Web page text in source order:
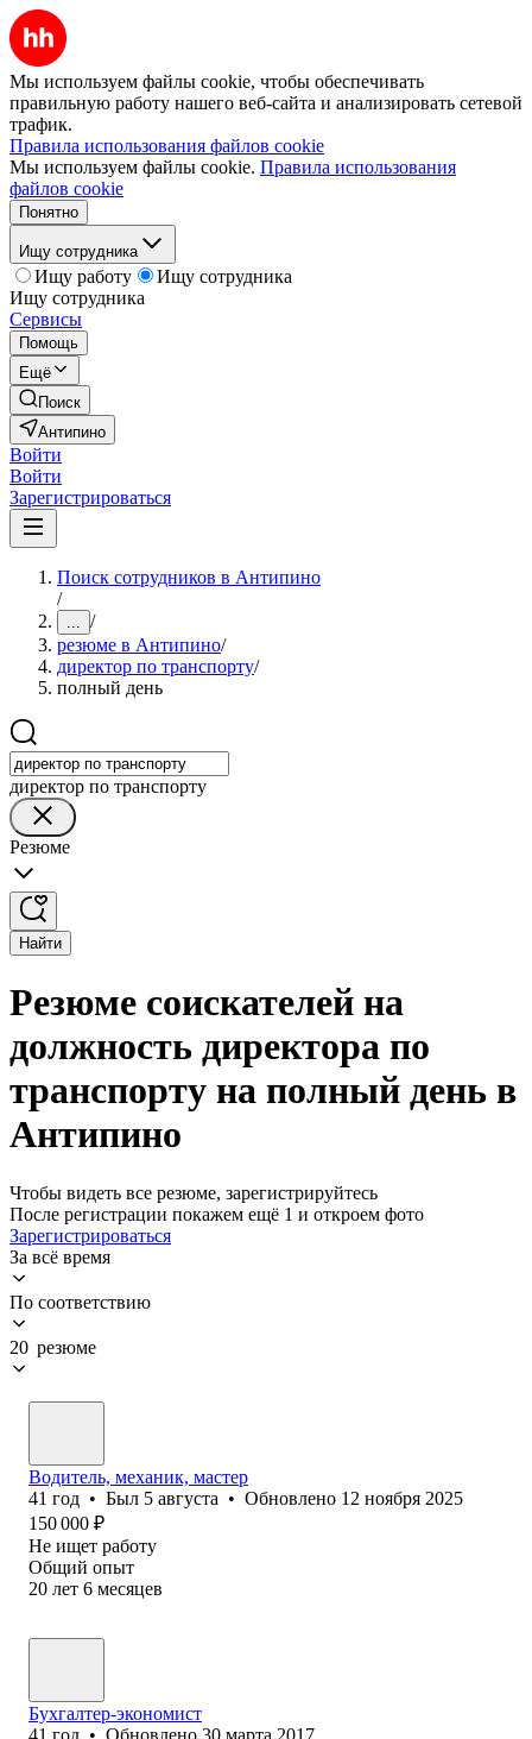
Мы используем файлы cookie, чтобы обеспечивать
правильную работу нашего веб-сайта и анализировать сетевой
трафик.
Правила использования файлов cookie
Мы используем файлы cookie. Правила использования
файлов cookie
Понятно
Ищу сотрудника
Ищу работу
Ищу сотрудника
Ищу сотрудника
Сервисы
Помощь
Ещё
Поиск
Антипино
Войти
Войти
Зарегистрироваться
Поиск сотрудников в Антипино
/
... /
резюме в Антипино/
директор по транспорту/
полный день
директор по транспорту
Резюме
Найти
Резюме соискателей на
должность директора по
транспорту на полный день в
Антипино
Чтобы видеть все резюме, зарегистрируйтесь
После регистрации покажем ещё 1 и откроем фото
Зарегистрироваться
За всё время
По соответствию
20 резюме
Водитель, механик, мастер
41 год • Был 5 августа • Обновлено 12 ноября 2025
150 000 ₽
Не ищет работу
Общий опыт
20 лет 6 месяцев
Бухгалтер-экономист
41 год • Обновлено 30 марта 2017